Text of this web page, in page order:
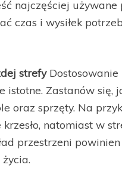
najczęściej
czas i wysiłek
strefyDostosowanie
Zastanów się,
oraz sprzęty. Na
natomiast w
przestrzeni